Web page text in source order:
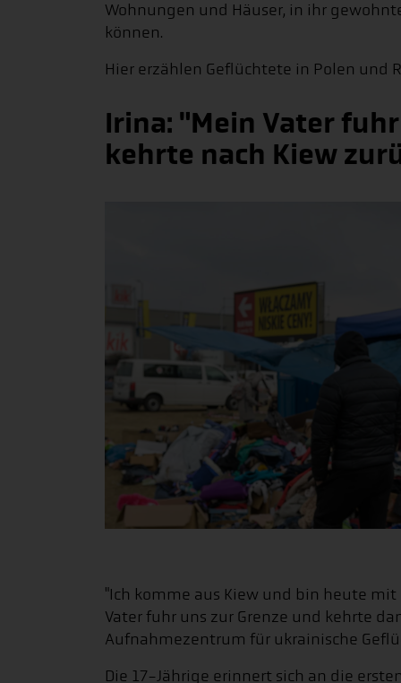
Wohnungen und Häuser, in ihr
können.
Hier erzählen Geflüchtete in Polen und
Irina: "Mein Vater
kehrte nach Kiew
"Ich komme aus Kiew und bin heute
Vater fuhr uns zur Grenze und kehrte
Aufnahmezentrum für ukrainische
Die 17-Jährige erinnert sich an die